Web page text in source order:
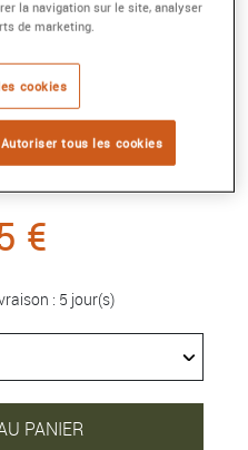
SELLIER
:PV031
€
: 5 jour(s)
PANIER
la navigation sur le site, analyser
de marketing.
cookies
Autoriser tous les cookies